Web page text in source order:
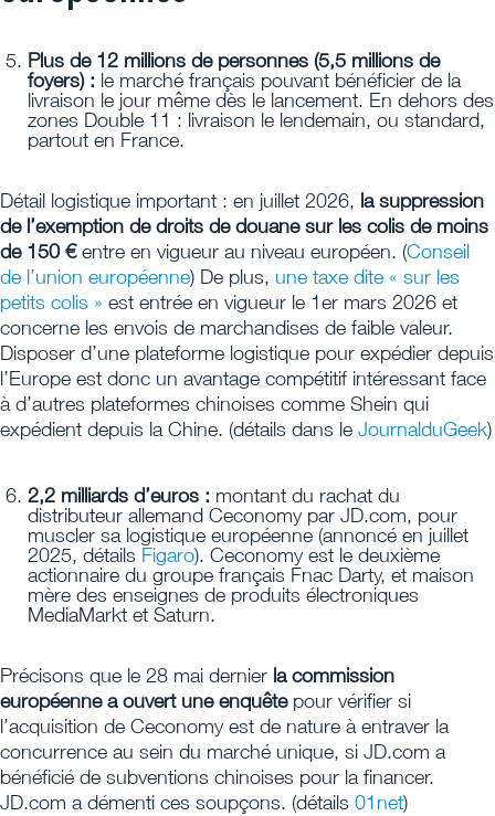
Plus de 12 millions de personnes (5,5 millions de
foyers) : le marché français pouvant bénéficier de la
livraison le jour même dès le lancement. En dehors des
zones Double 11 : livraison le lendemain, ou standard,
partout en France.
Détail logistique important : en juillet 2026, la suppression
de l’exemption de droits de douane sur les colis de moins
de 150 €entre en vigueur au niveau européen. (Conseil
de l’union européenne) De plus, une taxe dite « sur les
petits colis » est entrée en vigueur le 1er mars 2026 et
concerne les envois de marchandises de faible valeur.
Disposer d’une plateforme logistique pour expédier depuis
l’Europe est donc un avantage compétitif intéressant face
à d’autres plateformes chinoises comme Shein qui
expédient depuis la Chine. (détails dans le JournalduGeek)
2,2 milliards d’euros : montant du rachat du
distributeur allemand Ceconomy par JD.com, pour
muscler sa logistique européenne (annoncé en juillet
2025, détails Figaro). Ceconomy est le deuxième
actionnaire du groupe français Fnac Darty, et maison
mère des enseignes de produits électroniques
MediaMarkt et Saturn.
Précisons que le 28 mai dernier la commission
européenne a ouvert une enquêtepour vérifier si
l’acquisition de Ceconomy est de nature à entraver la
concurrence au sein du marché unique, si JD.com a
bénéficié de subventions chinoises pour la financer.
JD.com a démenti ces soupçons. (détails 01net)